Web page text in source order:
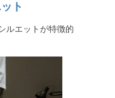
ト
ルエットが特徴的